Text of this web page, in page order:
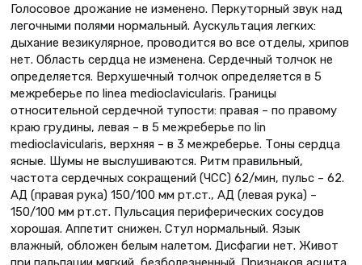
Голосовое дрожание не изменено. Перкуторный звук над
легочными полями нормальный. Аускультация легких:
дыхание везикулярное, проводится во все отделы, хрипов
нет. Область сердца не изменена. Сердечный толчок не
определяется. Верхушечный толчок определяется в 5
межреберье по linea medioclavicularis. Границы
относительной сердечной тупости: правая – по правому
краю грудины, левая – в 5 межреберье по lin
medioclavicularis, верхняя – в 3 межреберье. Тоны сердца
ясные. Шумы не выслушиваются. Ритм правильный,
частота сердечных сокращений (ЧСС) 62/мин, пульс – 62.
АД (правая рука) 150/100 мм рт.ст., АД (левая рука) –
150/100 мм рт.ст. Пульсация периферических сосудов
хорошая. Аппетит снижен. Стул нормальный. Язык
влажный, обложен белым налетом. Дисфагии нет. Живот